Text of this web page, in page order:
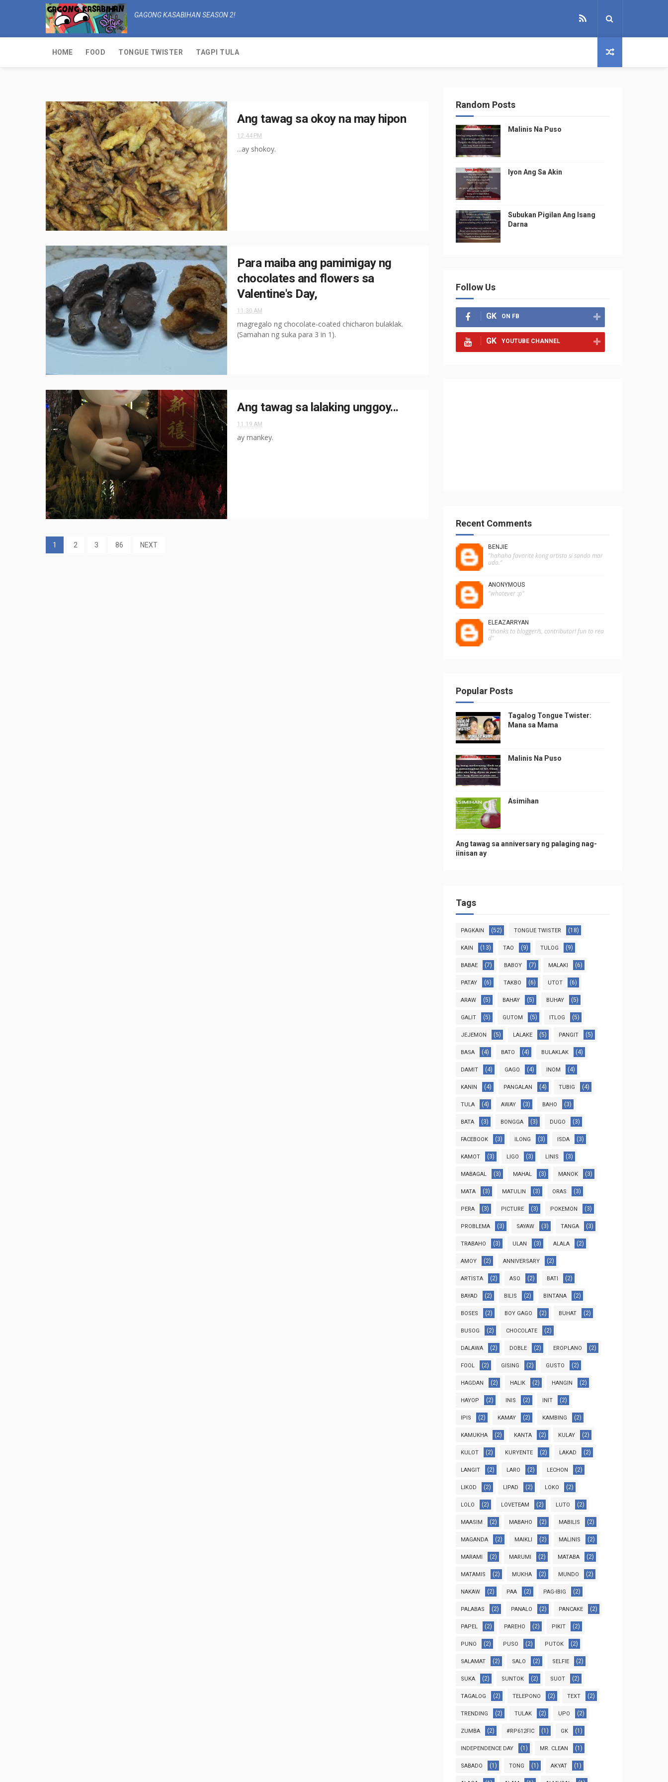
GAGONG KASABIHAN SEASON 2!
HOME FOOD TONGUE TWISTER TAGPI TULA
Ang tawag sa okoy na may hipon
12:44 PM
...ay shokoy.
Para maiba ang pamimigay ng
chocolates and flowers sa
Valentine's Day,
11:30 AM
magregalo ng chocolate-coated chicharon bulaklak.
(Samahan ng suka para 3 in 1).
Ang tawag sa lalaking unggoy...
11:19 AM
ay mankey.
1 2 3 86 NEXT
Random Posts
Malinis Na Puso
Iyon Ang Sa Akin
Subukan Pigilan Ang Isang
Darna
Follow Us
GK ON FB
GK YOUTUBE CHANNEL
Recent Comments
BENJIE
"hahaha favorite kong artista si sando mar
udo."
ANONYMOUS
"whatever :p"
ELEAZARRYAN
"thanks to blogger/s, contributor! fun to rea
d"
Popular Posts
Tagalog Tongue Twister:
Mana sa Mama
Malinis Na Puso
Asimihan
Ang tawag sa anniversary ng palaging nag-
iinisan ay
Tags
PAGKAIN (52) TONGUE TWISTER (18)
KAIN (13) TAO (9) TULOG (9)
BABAE (7) BABOY (7) MALAKI (6)
PATAY (6) TAKBO (6) UTOT (6)
ARAW (5) BAHAY (5) BUHAY (5)
GALIT (5) GUTOM (5) ITLOG (5)
JEJEMON (5) LALAKE (5) PANGIT (5)
BASA (4) BATO (4) BULAKLAK (4)
DAMIT (4) GAGO (4) INOM (4)
KANIN (4) PANGALAN (4) TUBIG (4)
TULA (4) AWAY (3) BAHO (3)
BATA (3) BONGGA (3) DUGO (3)
FACEBOOK (3) ILONG (3) ISDA (3)
KAMOT (3) LIGO (3) LINIS (3)
MABAGAL (3) MAHAL (3) MANOK (3)
MATA (3) MATULIN (3) ORAS (3)
PERA (3) PICTURE (3) POKEMON (3)
PROBLEMA (3) SAYAW (3) TANGA (3)
TRABAHO (3) ULAN (3) ALALA (2)
AMOY (2) ANNIVERSARY (2)
ARTISTA (2) ASO (2) BATI (2)
BAYAD (2) BILIS (2) BINTANA (2)
BOSES (2) BOY GAGO (2) BUHAT (2)
BUSOG (2) CHOCOLATE (2)
DALAWA (2) DOBLE (2) EROPLANO (2)
FOOL (2) GISING (2) GUSTO (2)
HAGDAN (2) HALIK (2) HANGIN (2)
HAYOP (2) INIS (2) INIT (2)
IPIS (2) KAMAY (2) KAMBING (2)
KAMUKHA (2) KANTA (2) KULAY (2)
KULOT (2) KURYENTE (2) LAKAD (2)
LANGIT (2) LARO (2) LECHON (2)
LIKOD (2) LIPAD (2) LOKO (2)
LOLO (2) LOVETEAM (2) LUTO (2)
MAASIM (2) MABAHO (2) MABILIS (2)
MAGANDA (2) MAIKLI (2) MALINIS (2)
MARAMI (2) MARUMI (2) MATABA (2)
MATAMIS (2) MUKHA (2) MUNDO (2)
NAKAW (2) PAA (2) PAG-IBIG (2)
PALABAS (2) PANALO (2) PANCAKE (2)
PAPEL (2) PAREHO (2) PIKIT (2)
PUNO (2) PUSO (2) PUTOK (2)
SALAMAT (2) SALO (2) SELFIE (2)
SUKA (2) SUNTOK (2) SUOT (2)
TAGALOG (2) TELEPONO (2) TEXT (2)
TRENDING (2) TULAK (2) UPO (2)
ZUMBA (2) #RP612FIC (1) GK (1)
INDEPENDENCE DAY (1) MR. CLEAN (1)
SABADO (1) TONG (1) AKYAT (1)